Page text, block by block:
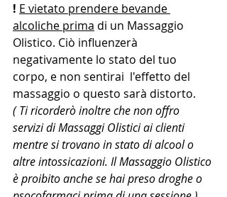
! E vietato prendere bevande
alcoliche prima di un Massaggio
Olistico. Ciò influenzerà
negativamente lo stato del tuo
corpo, e non sentirai  l'effetto del
massaggio o questo sarà distorto.
( Ti ricorderò inoltre che non offro
servizi di Massaggi Olistici ai clienti
mentre si trovano in stato di alcool o
altre intossicazioni. Il Massaggio Olistico
è proibito anche se hai preso droghe o